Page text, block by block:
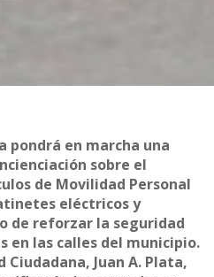
pondrá en marcha una
sobre el
de Movilidad Personal
eléctricos y
de reforzar la seguridad
en las calles del municipio.
Ciudadana, Juan A. Plata,